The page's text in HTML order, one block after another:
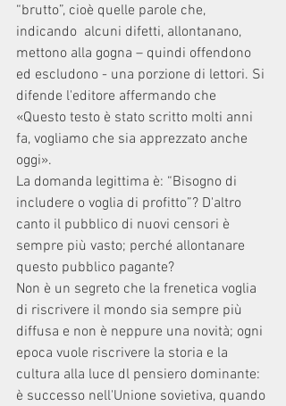
“brutto”, cioè quelle parole che,
indicando  alcuni difetti, allontanano,
mettono alla gogna – quindi offendono
ed escludono - una porzione di lettori. Si
difende l'editore affermando che
«Questo testo è stato scritto molti anni
fa, vogliamo che sia apprezzato anche
oggi».
La domanda legittima è: “Bisogno di
includere o voglia di profitto”? D'altro
canto il pubblico di nuovi censori è
sempre più vasto; perché allontanare
questo pubblico pagante?
Non è un segreto che la frenetica voglia
di riscrivere il mondo sia sempre più
diffusa e non è neppure una novità; ogni
epoca vuole riscrivere la storia e la
cultura alla luce dl pensiero dominante:
è successo nell'Unione sovietiva, quando